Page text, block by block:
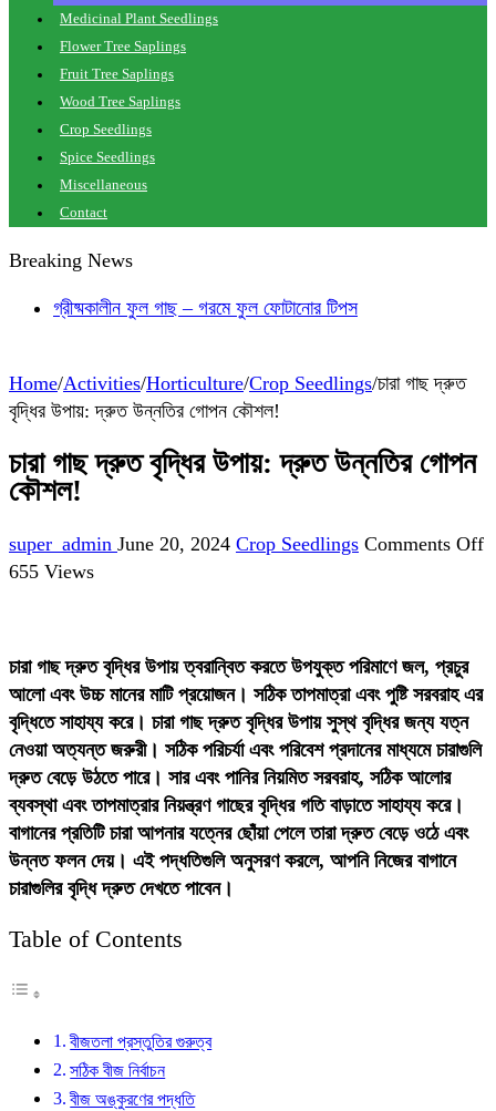
Medicinal Plant Seedlings
Flower Tree Saplings
Fruit Tree Saplings
Wood Tree Saplings
Crop Seedlings
Spice Seedlings
Miscellaneous
Contact
Breaking News
গ্রীষ্মকালীন ফুল গাছ – গরমে ফুল ফোটানোর টিপস
বাংলাদেশের আবহাওয়ায় টিকে থাকা ঔষধি গাছের তালিকা
Home/Activities/Horticulture/Crop Seedlings/চারা গাছ দ্রুত
বৃদ্ধির উপায়: দ্রুত উন্নতির গোপন কৌশল!
চারা গাছ দ্রুত বৃদ্ধির উপায়: দ্রুত উন্নতির গোপন
কৌশল!
super_admin June 20, 2024 Crop Seedlings Comments Off
655 Views
চারা গাছ দ্রুত বৃদ্ধির উপায় ত্বরান্বিত করতে উপযুক্ত পরিমাণে জল, প্রচুর
আলো এবং উচ্চ মানের মাটি প্রয়োজন। সঠিক তাপমাত্রা এবং পুষ্টি সরবরাহ এর
বৃদ্ধিতে সাহায্য করে। চারা গাছ দ্রুত বৃদ্ধির উপায় সুস্থ বৃদ্ধির জন্য যত্ন
নেওয়া অত্যন্ত জরুরী। সঠিক পরিচর্যা এবং পরিবেশ প্রদানের মাধ্যমে চারাগুলি
দ্রুত বেড়ে উঠতে পারে। সার এবং পানির নিয়মিত সরবরাহ, সঠিক আলোর
ব্যবস্থা এবং তাপমাত্রার নিয়ন্ত্রণ গাছের বৃদ্ধির গতি বাড়াতে সাহায্য করে।
বাগানের প্রতিটি চারা আপনার যত্নের ছোঁয়া পেলে তারা দ্রুত বেড়ে ওঠে এবং
উন্নত ফলন দেয়। এই পদ্ধতিগুলি অনুসরণ করলে, আপনি নিজের বাগানে
চারাগুলির বৃদ্ধি দ্রুত দেখতে পাবেন।
Table of Contents
বীজতলা প্রস্তুতির গুরুত্ব
সঠিক বীজ নির্বাচন
বীজ অঙ্কুরণের পদ্ধতি